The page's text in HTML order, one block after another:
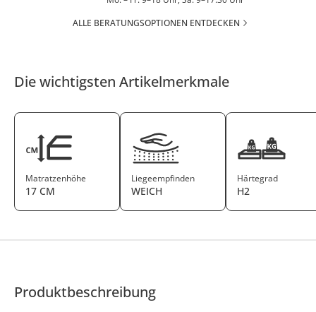
ALLE BERATUNGSOPTIONEN ENTDECKEN
Die wichtigsten Artikelmerkmale
Matratzenhöhe
17 CM
Liegeempfinden
WEICH
Härtegrad
H2
Produktbeschreibung